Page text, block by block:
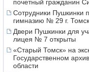
почетный гражданин
Сотрудники Пушкинки
гимназию № 29 г.
Двери Пушкинки для
лицея № 7 открыты
«Старый Томск» на
Государственном
области